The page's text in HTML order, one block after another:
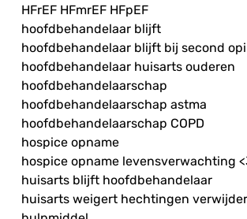
HFrEF HFmrEF HFpEF
hoofdbehandelaar blijft
hoofdbehandelaar blijft bij second
hoofdbehandelaar huisarts ouderen
hoofdbehandelaarschap
hoofdbehandelaarschap astma
hoofdbehandelaarschap COPD
hospice opname
hospice opname levensverwachting
huisarts blijft hoofdbehandelaar
huisarts weigert hechtingen